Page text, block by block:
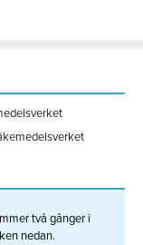
två gånger i
nedan.